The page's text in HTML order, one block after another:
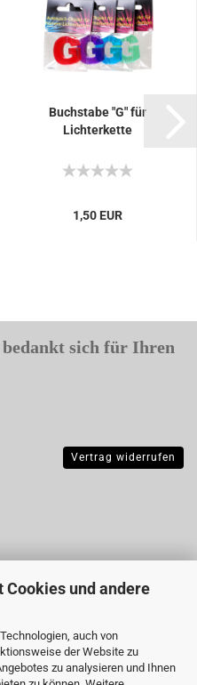
Cookies und andere
auch von
der Website zu
zu analysieren und Ihnen
Buchstabe "G" für
Lichterkette
1,50 EUR
sich für Ihren
Vertrag widerrufen